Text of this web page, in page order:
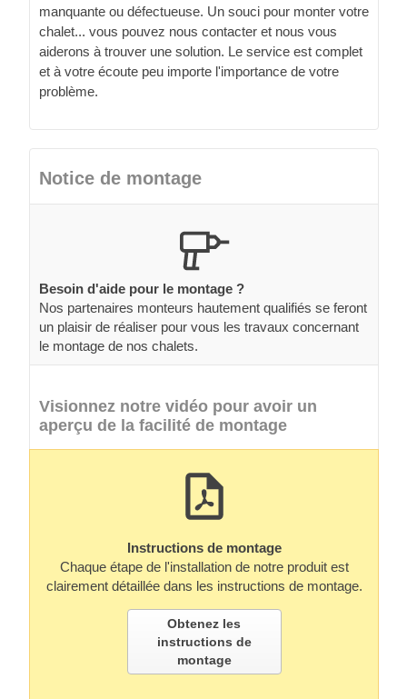
manquante ou défectueuse. Un souci pour monter votre
chalet... vous pouvez nous contacter et nous vous
aiderons à trouver une solution. Le service est complet
et à votre écoute peu importe l'importance de votre
problème.
Notice de montage
Besoin d'aide pour le montage ?
Nos partenaires monteurs hautement qualifiés se feront
un plaisir de réaliser pour vous les travaux concernant
le montage de nos chalets.
Visionnez notre vidéo pour avoir un
aperçu de la facilité de montage
Instructions de montage
Chaque étape de l'installation de notre produit est
clairement détaillée dans les instructions de montage.
Obtenez les
instructions de
montage